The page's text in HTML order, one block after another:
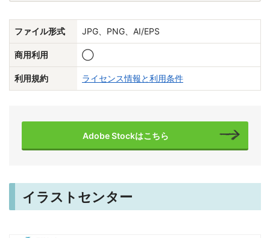
ファイル形式 JPG、PNG、AI/EPS
商用利用 ◯
利用規約 ライセンス情報と利用条件
Adobe Stockはこちら
イラストセンター